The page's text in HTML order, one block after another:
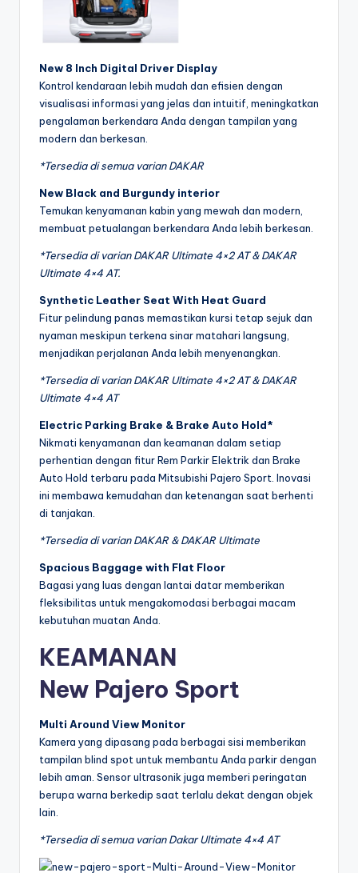
New 8 Inch Digital Driver Display
Kontrol kendaraan lebih mudah dan efisien dengan
visualisasi informasi yang jelas dan intuitif, meningkatkan
pengalaman berkendara Anda dengan tampilan yang
modern dan berkesan.
*Tersedia di semua varian DAKAR
New Black and Burgundy interior
Temukan kenyamanan kabin yang mewah dan modern,
membuat petualangan berkendara Anda lebih berkesan.
*Tersedia di varian DAKAR Ultimate 4×2 AT & DAKAR
Ultimate 4×4 AT.
Synthetic Leather Seat With Heat Guard
Fitur pelindung panas memastikan kursi tetap sejuk dan
nyaman meskipun terkena sinar matahari langsung,
menjadikan perjalanan Anda lebih menyenangkan.
*Tersedia di varian DAKAR Ultimate 4×2 AT & DAKAR
Ultimate 4×4 AT
Electric Parking Brake & Brake Auto Hold*
Nikmati kenyamanan dan keamanan dalam setiap
perhentian dengan fitur Rem Parkir Elektrik dan Brake
Auto Hold terbaru pada Mitsubishi Pajero Sport. Inovasi
ini membawa kemudahan dan ketenangan saat berhenti
di tanjakan.
*Tersedia di varian DAKAR & DAKAR Ultimate
Spacious Baggage with Flat Floor
Bagasi yang luas dengan lantai datar memberikan
fleksibilitas untuk mengakomodasi berbagai macam
kebutuhan muatan Anda.
KEAMANAN
New Pajero Sport
Multi Around View Monitor
Kamera yang dipasang pada berbagai sisi memberikan
tampilan blind spot untuk membantu Anda parkir dengan
lebih aman. Sensor ultrasonik juga memberi peringatan
berupa warna berkedip saat terlalu dekat dengan objek
lain.
*Tersedia di semua varian Dakar Ultimate 4×4 AT